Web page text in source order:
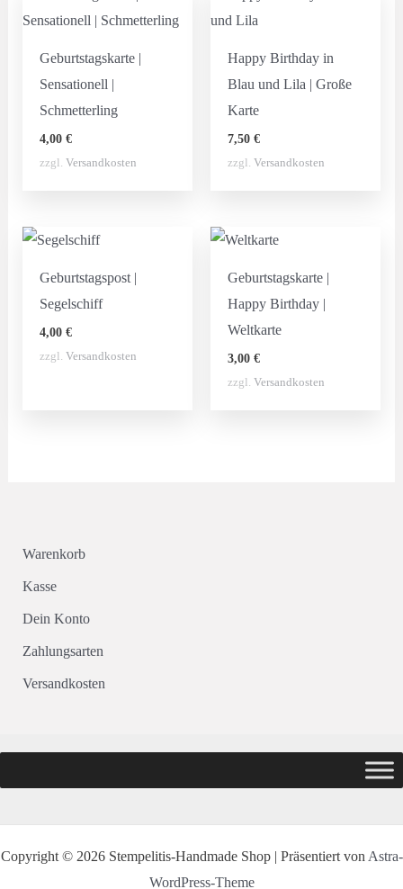
Geburtstagskarte |
Sensationell |
Schmetterling
4,00 €
zzgl. Versandkosten
Happy Birthday in
Blau und Lila | Große
Karte
7,50€
zzgl.Versandkosten
Geburtstagspost |
Segelschiff
4,00 €
zzgl. Versandkosten
Geburtstagskarte |
Happy Birthday |
Weltkarte
3,00€
zzgl.Versandkosten
Warenkorb
Kasse
Dein Konto
Zahlungsarten
Versandkosten
Copyright © 2026 Stempelitis-Handmade Shop | Präsentiert von Astra-
WordPress-Theme